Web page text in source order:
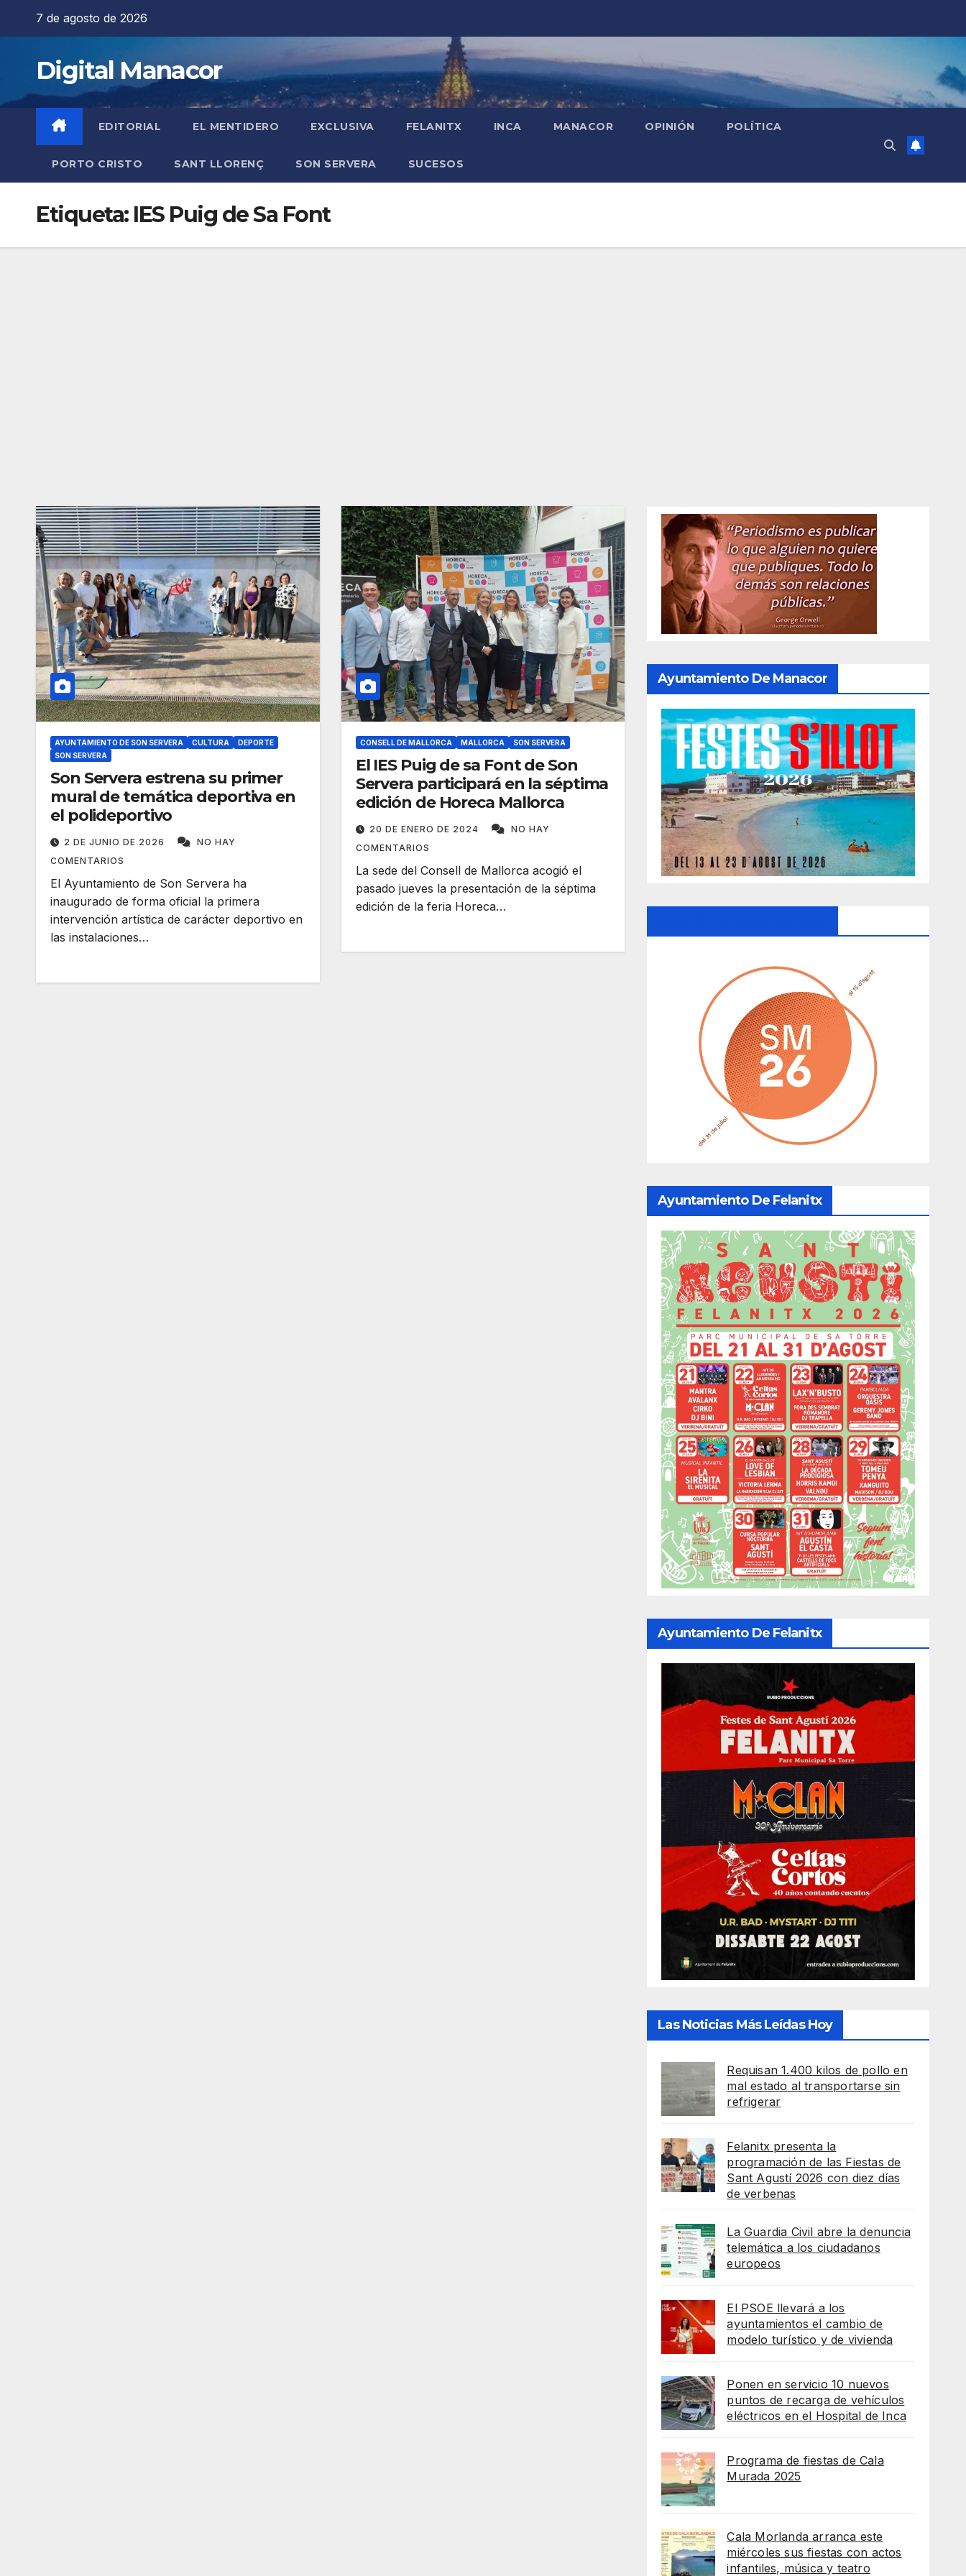
7 de agosto de 2026
Digital Manacor
EDITORIAL EL MENTIDERO EXCLUSIVA FELANITX INCA MANACOR OPINIÓN POLÍTICA
PORTO CRISTO SANT LLORENÇ SON SERVERA SUCESOS
Etiqueta: IES Puig de Sa Font
AYUNTAMIENTO DE SON SERVERA CULTURA
DEPORTE
SON SERVERA
Son Servera estrena su primer
mural de temática deportiva en
el polideportivo
2 DE JUNIO DE 2026
NO HAY
COMENTARIOS
El Ayuntamiento de Son Servera ha
inaugurado de forma oficial la primera
intervención artística de carácter deportivo en
las instalaciones…
CONSELL DE MALLORCA MALLORCA SON SERVERA
El IES Puig de sa Font de Son
Servera participará en la séptima
edición de Horeca Mallorca
20 DE ENERO DE 2024
NO HAY
COMENTARIOS
La sede del Consell de Mallorca acogió el
pasado jueves la presentación de la séptima
edición de la feria Horeca…
Ayuntamiento De Manacor
Ayuntamiento De Felanitx
Ayuntamiento De Felanitx
Las Noticias Más Leídas Hoy
Requisan 1.400 kilos de pollo en
mal estado al transportarse sin
refrigerar
Felanitx presenta la
programación de las Fiestas de
Sant Agustí 2026 con diez días
de verbenas
La Guardia Civil abre la denuncia
telemática a los ciudadanos
europeos
El PSOE llevará a los
ayuntamientos el cambio de
modelo turístico y de vivienda
Ponen en servicio 10 nuevos
puntos de recarga de vehículos
eléctricos en el Hospital de Inca
Programa de fiestas de Cala
Murada 2025
Cala Morlanda arranca este
miércoles sus fiestas con actos
infantiles, música y teatro